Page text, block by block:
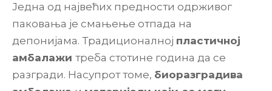
Једна од највећих предности одрживог
паковања је смањење отпада на
депонијама. Традиционалној пластичној
амбалажи треба стотине година да се
разгради. Насупрот томе, биоразградива